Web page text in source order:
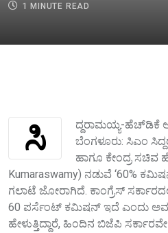
1 MINUTE READ
ಸಿದ್ದರಾಮಯ್ಯ-ಹೆಚ್‌ಡಿಕೆ ಆರೋಪ-ಪ್ರತ್ಯಾರೋಪ
ಬೆಂಗಳೂರು: ಸಿಎಂ
ಹಾಗೂ ಕೇಂದ್ರ ಸಚಿವ
Kumaraswamy) ನಡುವೆ ‘60%
ಗಲಾಟೆ ಜೋರಾಗಿದೆ. ಕಾಂಗ್ರೆಸ್
60 ಪರ್ಸೆಂಟ್ ಕಮಿಷನ್ ಇದೆ ಎಂದು ಅವರ
ಹೇಳುತ್ತಿದ್ದಾರೆ, ಹಿಂದಿನ ಬಿಜೆಪಿ ಸರ್ಕಾರವೇ